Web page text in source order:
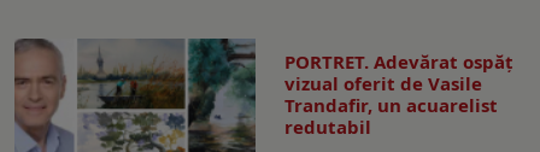
PORTRET. Adevărat ospăț
vizual oferit de Vasile
Trandafir, un acuarelist
redutabil